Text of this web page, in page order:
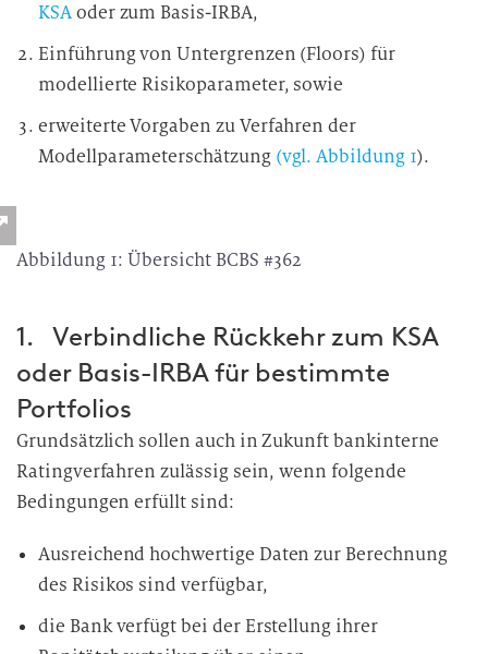
KSAoder zum Basis-IRBA,
Einführung von Untergrenzen (Floors) für
modellierte Risikoparameter, sowie
erweiterte Vorgaben zu Verfahren der
Modellparameterschätzung (vgl. Abbildung 1).
Abbildung 1: Übersicht BCBS #362
1. Verbindliche Rückkehr zum KSA
oder Basis-IRBA für bestimmte
Portfolios
Grundsätzlich sollen auch in Zukunft bankinterne
Ratingverfahren zulässig sein, wenn folgende
Bedingungen erfüllt sind:
Ausreichend hochwertige Daten zur Berechnung
des Risikos sind verfügbar,
die Bank verfügt bei der Erstellung ihrer